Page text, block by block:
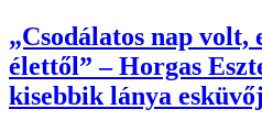
„Csodálatos nap volt,
élettől” – Horgas
kisebbik lánya